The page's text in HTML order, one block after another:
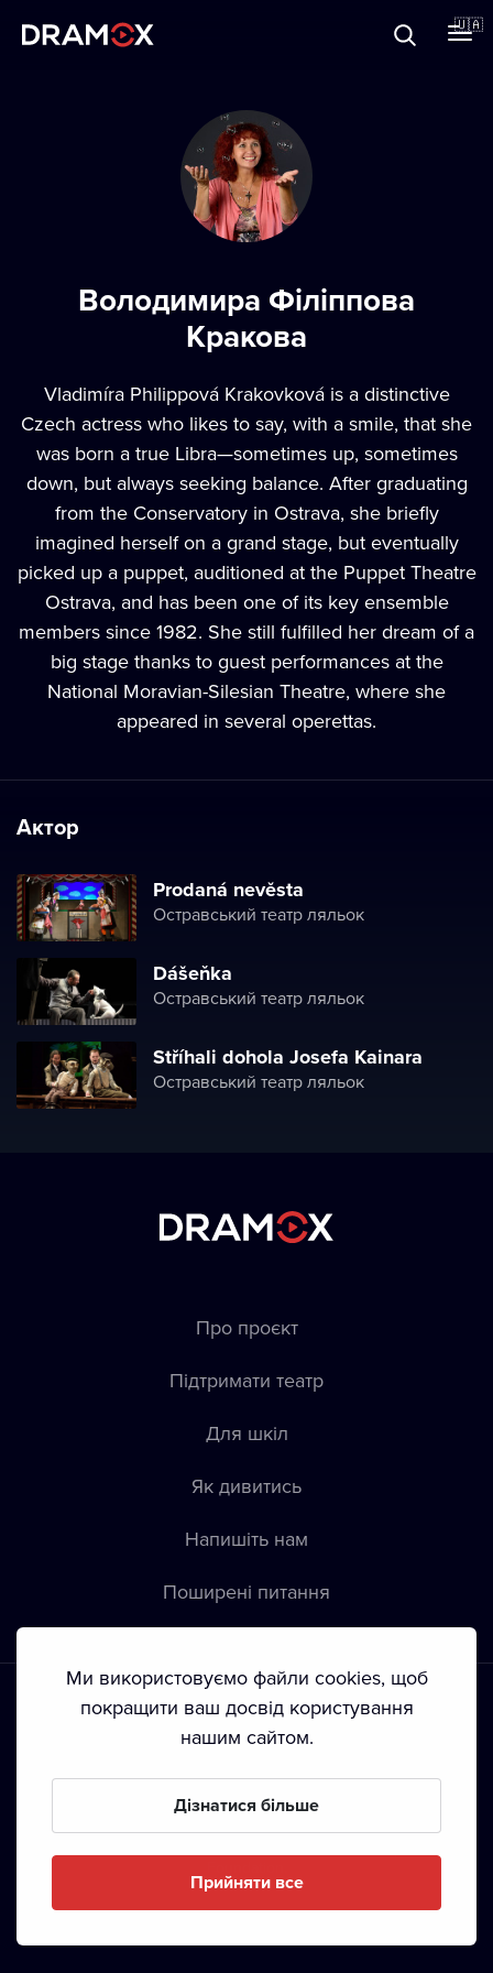
🇺🇦
Зареєструватися
Володимира Філіппова
Кракова
Vladimíra Philippová Krakovková is a distinctive
Czech actress who likes to say, with a smile, that she
was born a true Libra—sometimes up, sometimes
down, but always seeking balance. After graduating
from the Conservatory in Ostrava, she briefly
imagined herself on a grand stage, but eventually
picked up a puppet, auditioned at the Puppet Theatre
Ostrava, and has been one of its key ensemble
members since 1982. She still fulfilled her dream of a
big stage thanks to guest performances at the
National Moravian-Silesian Theatre, where she
appeared in several operettas.
Актор
Prodaná nevěsta
Остравський театр ляльок
Dášeňka
Остравський театр ляльок
Stříhali dohola Josefa Kainara
Остравський театр ляльок
Про проєкт
Підтримати театр
Для шкіл
Як дивитись
Напишіть нам
Пoширені питання
Положення й умови • Конфіденційність • Автoрські права
Ми використовуємо файли cookies, щоб
покращити ваш досвід користування
нашим сайтом.
Дізнатися більше
Прийняти все